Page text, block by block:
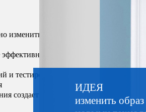
изменить образ жизни
решения
и тестирования
создает безопасные,
ИДЕЯ
изменить